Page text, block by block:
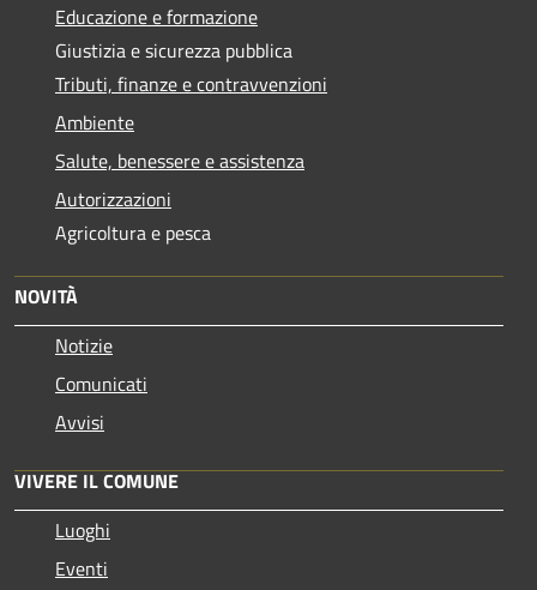
Educazione e formazione
Giustizia e sicurezza pubblica
Tributi, finanze e contravvenzioni
Ambiente
Salute, benessere e assistenza
Autorizzazioni
Agricoltura e pesca
NOVITÀ
Notizie
Comunicati
Avvisi
VIVERE IL COMUNE
Luoghi
Eventi